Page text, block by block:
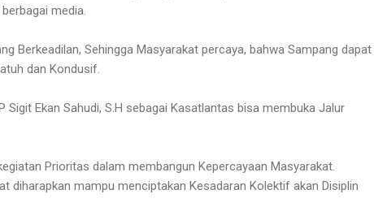
media.
Berkeadilan, Sehingga Masyarakat percaya, bahwa Sampang dapat
dan Kondusif.
Ekan Sahudi, S.H sebagai Kasatlantas bisa membuka Jalur
Prioritas dalam membangun Kepercayaan Masyarakat.
diharapkan mampu menciptakan Kesadaran Kolektif akan Disiplin